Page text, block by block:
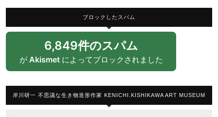
ブロックしたスパム
6,849件のスパム
が Akismetによってブロックされました
岸川研一 不思議な生き物造形作家 KENICHI.KISHIKAWA ART MUSEUM